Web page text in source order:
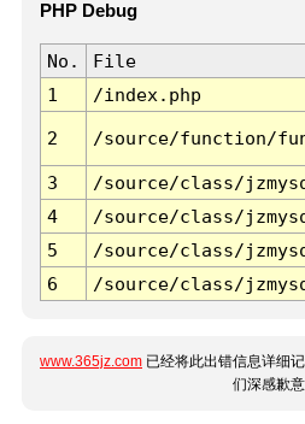
PHP Debug
No. File
1
/index.php
2 /source/function/
3 /source/class/
4
/source/class/
5
/source/class/
6
/source/class/
www.365jz.com 已经将此出错信息详细
们深感歉